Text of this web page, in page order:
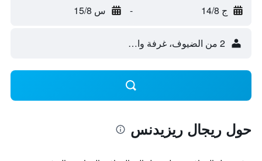
ج 14/8 - س 15/8
2 من الضيوف، غرفة واحدة
حول ريجال ريزيدنس